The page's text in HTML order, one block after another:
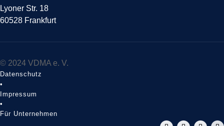
Lyoner Str. 18
60528 Frankfurt
© 2024 VDMA e. V.
Datenschutz
•
Impressum
•
Für Unternehmen